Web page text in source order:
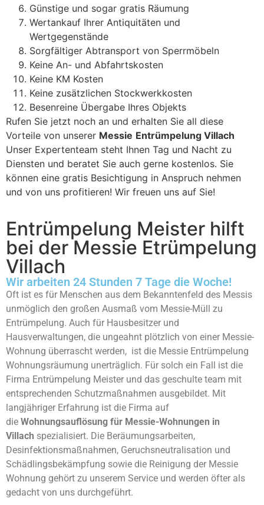
Günstige und sogar gratis Räumung
Wertankauf Ihrer Antiquitäten und
Wertgegenstände
Sorgfältiger Abtransport von Sperrmöbeln
Keine An- und Abfahrtskosten
Keine KM Kosten
Keine zusätzlichen Stockwerkkosten
Besenreine Übergabe Ihres Objekts
Rufen Sie jetzt noch an und erhalten Sie all diese
Vorteile von unserer Messie Entrümpelung Villach
Unser Expertenteam steht Ihnen Tag und Nacht zu
Diensten und beratet Sie auch gerne kostenlos. Sie
können eine gratis Besichtigung in Anspruch nehmen
und von uns profitieren! Wir freuen uns auf Sie!
Entrümpelung Meister hilft
bei der Messie Etrümpelung
Villach
Wir arbeiten 24 Stunden 7 Tage die Woche!
Oft ist es für Menschen aus dem Bekanntenfeld des Messis
unmöglich den großen Ausmaß vom Messie-Müll zu
Entrümpelung. Auch für Hausbesitzer und
Hausverwaltungen, die ungeahnt plötzlich von einer Messie-
Wohnung überrascht werden, ist die Messie Entrümpelung
Wohnungsräumung unerträglich. Für solch ein Fall ist die
Firma Entrümpelung Meister und das geschulte team mit
entsprechenden Schutzmaßnahmen ausgebildet. Mit
langjähriger Erfahrung ist die Firma auf
die Wohnungsauflösung für Messie-Wohnungen in
Villach spezialisiert. Die Beräumungsarbeiten,
Desinfektionsmaßnahmen, Geruchsneutralisation und
Schädlingsbekämpfung sowie die Reinigung der Messie
Wohnung gehört zu unserem Service und werden öfter als
gedacht von uns durchgeführt.